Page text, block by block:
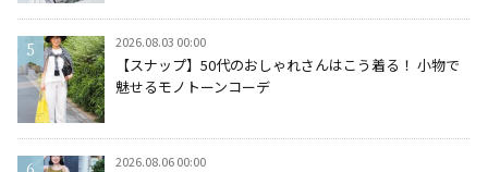
2026.08.03 00:00
【スナップ】50代のおしゃれさんはこう着る！ 小物で
魅せるモノトーンコーデ
2026.08.06 00:00